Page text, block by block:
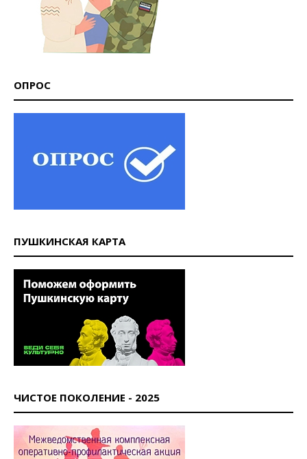
ОПРОС
ПУШКИНСКАЯ КАРТА
ЧИСТОЕ ПОКОЛЕНИЕ - 2025